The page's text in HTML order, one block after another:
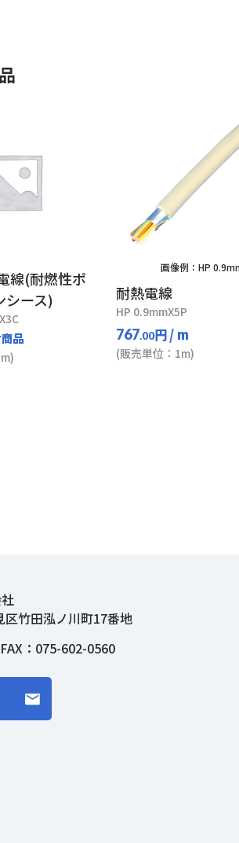
線(耐燃性ポ
シース)
品
画像例：HP
耐熱電線
HP 0.9mmX5P
767.00円/ m
(販売単位：1m)
区竹田泓ノ川町17番地
：075-602-0560